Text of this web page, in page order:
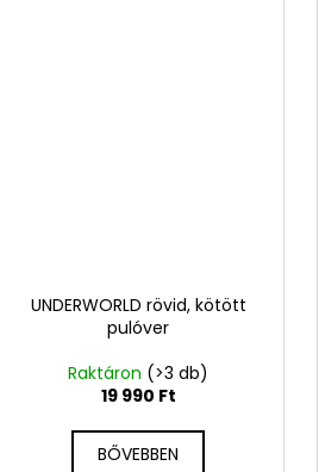
UNDERWORLD rövid, kötött
pulóver
Raktáron (>3 db)
19 990 Ft
BŐVEBBEN